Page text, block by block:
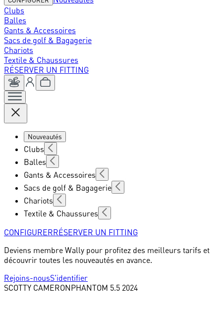
Clubs
Balles
Gants & Accessoires
Sacs de golf & Bagagerie
Chariots
Textile & Chaussures
RÉSERVER UN FITTING
Nouveautés
Clubs
Balles
Gants & Accessoires
Sacs de golf & Bagagerie
Chariots
Textile & Chaussures
CONFIGURERRÉSERVER UN FITTING
Deviens membre Wally pour profitez des meilleurs tarifs et
découvrir toutes les nouveautés en avance.
Rejoins-nousS'identifier
SCOTTY CAMERONPHANTOM 5.5 2024